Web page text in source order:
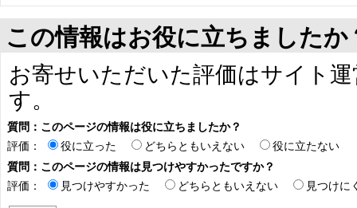
この情報はお役に立ちましたか
お寄せいただいた評価はサイト
す。
質問：このページの情報は役に立ちましたか？
評価：
役に立った どちらともいえない
役に立たない
質問：このページの情報は見つけやすかったですか？
評価：
見つけやすかった どちらともいえない 見つけに